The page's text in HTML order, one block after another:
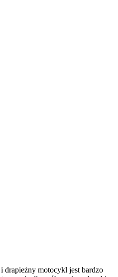
drapieżny motocykl jest bardzo